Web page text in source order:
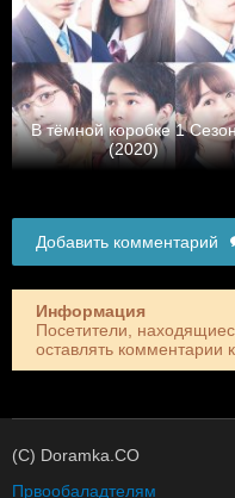
В тёмной коробке 1
(2020)
Добавить комментарий
Информация
Посетители,
оставлять комментарии
(C) Doramka.CO
Првообаладтелям